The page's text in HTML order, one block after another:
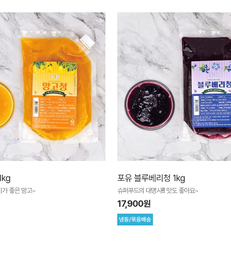
가 좋은 망고~
포유 블루베리청 1kg
슈퍼푸드의 대명사!!! 맛도 좋아요~
17,900원